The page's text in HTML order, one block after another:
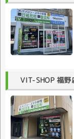
VIT-SHOP 福野